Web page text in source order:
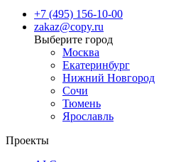
+7 (495) 156-10-00
zakaz@copy.ru
Москва
Екатеринбург
Нижний Новгород
Сочи
Тюмень
Ярославль
Проекты